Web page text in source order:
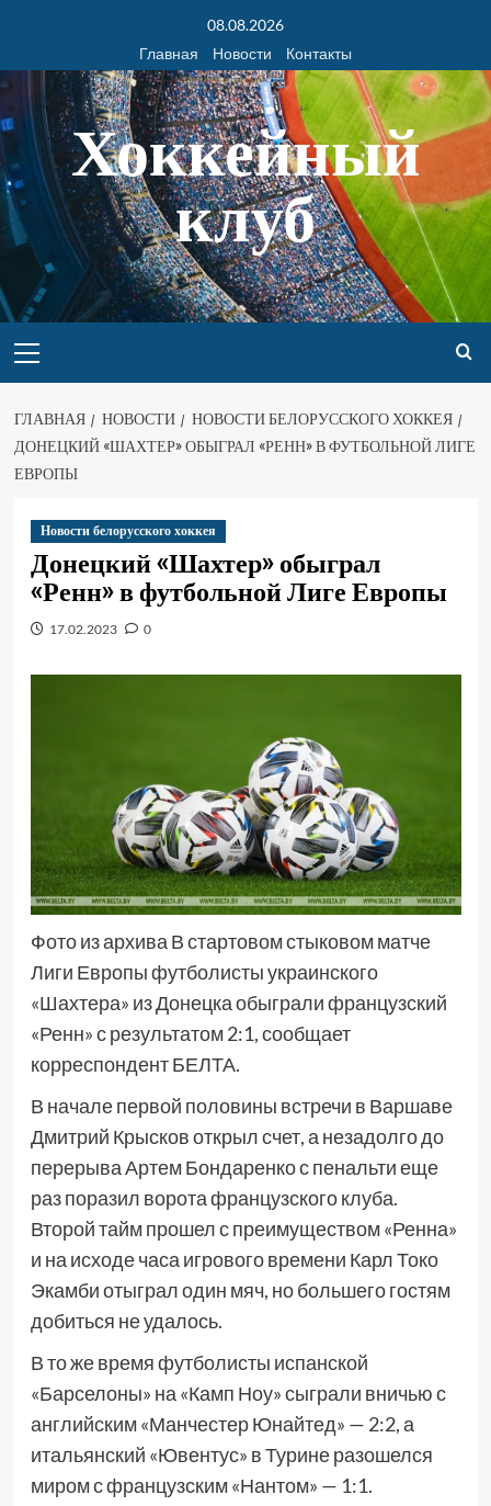
08.08.2026
Главная
Новости Контакты
Хоккейный
клуб
ГЛАВНАЯ НОВОСТИ
НОВОСТИ БЕЛОРУССКОГО ХОККЕЯ
ДОНЕЦКИЙ «ШАХТЕР» ОБЫГРАЛ «РЕНН» В ФУТБОЛЬНОЙ ЛИГЕ
ЕВРОПЫ
Новости белорусского хоккея
Донецкий «Шахтер» обыграл
«Ренн» в футбольной Лиге Европы
17.02.2023 0
Фото из архива В стартовом стыковом матче
Лиги Европы футболисты украинского
«Шахтера» из Донецка обыграли французский
«Ренн» с результатом 2:1, сообщает
корреспондент БЕЛТА.
В начале первой половины встречи в Варшаве
Дмитрий Крысков открыл счет, а незадолго до
перерыва Артем Бондаренко с пенальти еще
раз поразил ворота французского клуба.
Второй тайм прошел с преимуществом «Ренна»
и на исходе часа игрового времени Карл Токо
Экамби отыграл один мяч, но большего гостям
добиться не удалось.
В то же время футболисты испанской
«Барселоны» на «Камп Ноу» сыграли вничью с
английским «Манчестер Юнайтед» — 2:2, а
итальянский «Ювентус» в Турине разошелся
миром с французским «Нантом» — 1:1.